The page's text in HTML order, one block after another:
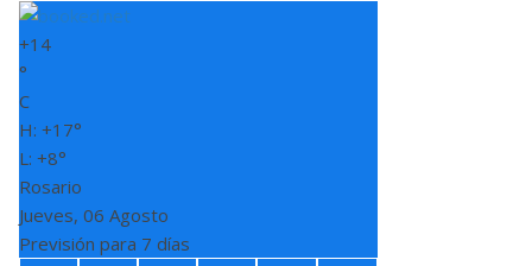
+14
°
C
H: +17°
L: +8°
Rosario
Jueves, 06 Agosto
Previsión para 7 días